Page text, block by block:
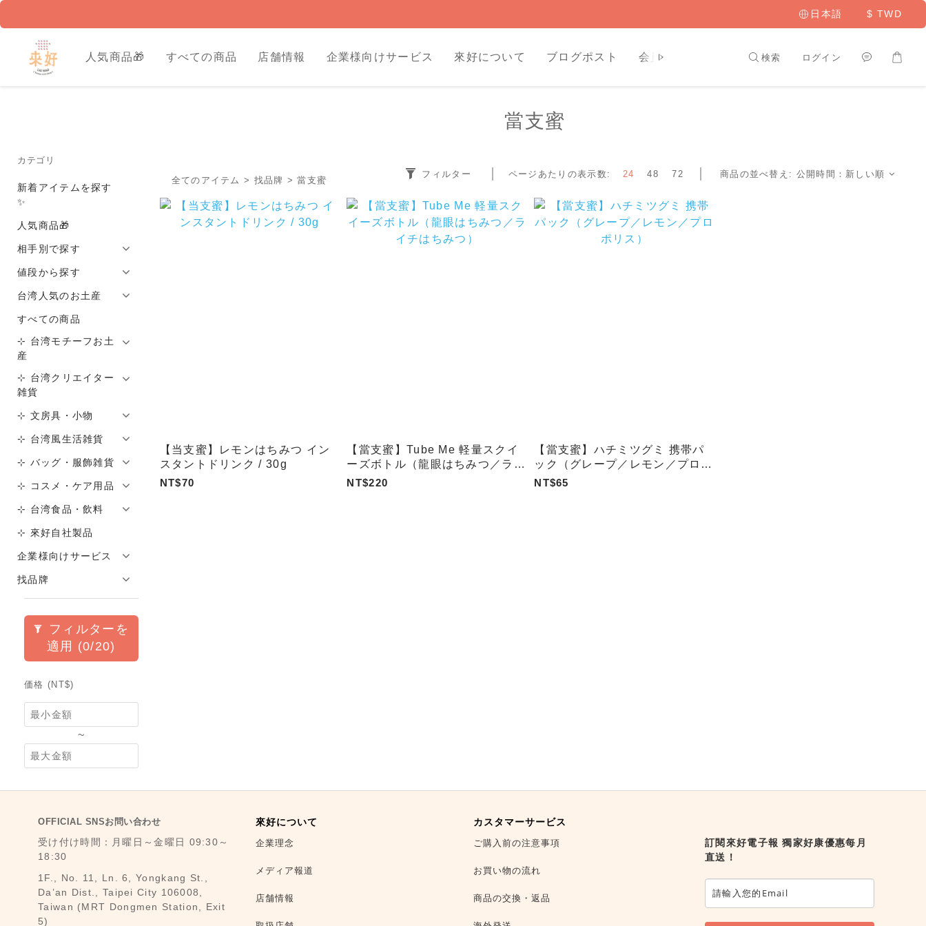
日本語 $ TWD
人気商品🎁 すべての商品 店舗情報 企業様向けサービス 來好について ブログポスト 会員専用 検索 ログイン
カテゴリ
新着アイテムを探す
✨
人気商品🎁
相手別で探す
値段から探す
台湾人気のお土産
すべての商品
⊹ 台湾モチーフお土
産
⊹ 台湾クリエイター
雑貨
⊹ 文房具・小物
⊹ 台湾風生活雑貨
⊹ バッグ・服飾雑貨
⊹ コスメ・ケア用品
⊹ 台湾食品・飲料
⊹ 來好自社製品
企業様向けサービス
找品牌
適用 (0/20)
価格 (NT$)
~
當支蜜
全てのアイテム > 找品牌 >當支蜜
フィルター ページあたりの表示数: 24 48 72 商品の並べ替え: 公開時間：新しい順
【当支蜜】レモンはちみつ イン
スタントドリンク / 30g
NT$70
【當支蜜】Tube Me 軽量スクイ
ーズボトル（龍眼はちみつ／ライ
チはちみつ）
NT$220
【當支蜜】ハチミツグミ 携帯パ
ック（グレープ／レモン／プロポ
リス）
NT$65
OFFICIAL SNSお問い合わせ
受け付け時間：月曜日～金曜日 09:30～
18:30
1F., No. 11, Ln. 6, Yongkang St.,
Da’an Dist., Taipei City 106008,
Taiwan (MRT Dongmen Station, Exit
5)
來好について
企業理念
メディア報道
店舗情報
カスタマーサービス
ご購入前の注意事項
お買い物の流れ
商品の交換・返品
訂閱來好電子報 獨家好康優惠每月
直送！